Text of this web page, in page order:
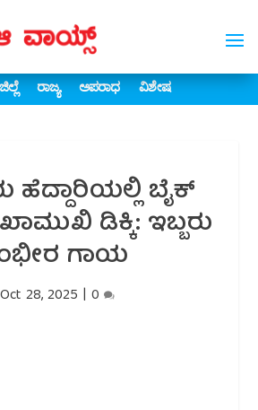
ಜಿಲ್ಲೆ ರಾಜ್ಯ ಅಪರಾಧ ವಿಶೇಷ
ಹೆದ್ದಾರಿಯಲ್ಲಿ ಬೈಕ್
ಡಿಕ್ಕಿ: ಇಬ್ಬರು
ಗಾಯ
Oct 28, 2025 | 0